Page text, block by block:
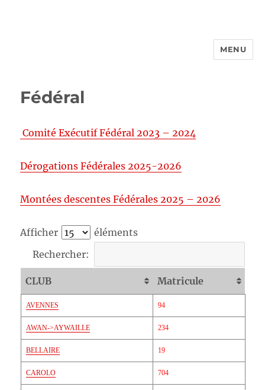
MENU
Fédéral
Comité Exécutif Fédéral 2023 – 2024
Dérogations Fédérales 2025-2026
Montées descentes Fédérales 2025 – 2026
Afficher
éléments
Rechercher:
CLUB Matricule
AVENNES 94
AWAN->AYWAILLE 234
BELLAIRE 19
CAROLO 704